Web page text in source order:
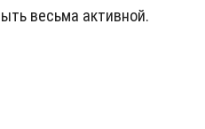
весьма активной.